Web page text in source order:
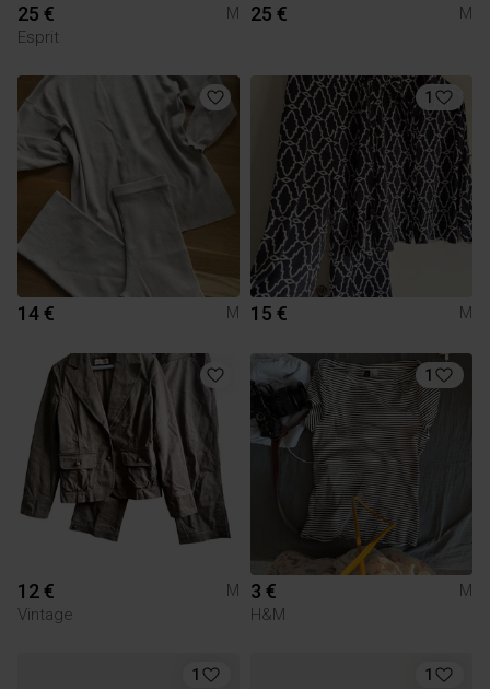
25 €
M
Esprit
25 € M
14 € M
1
15 € M
12 €
M
Vintage
1
3 €
M
H&M
1 1